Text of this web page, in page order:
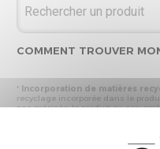
COMMENT TROUVER
* Incorporation de matières
recyclage incorporée dans le
pas précisée, le produit ou son
- « produit ou emballage